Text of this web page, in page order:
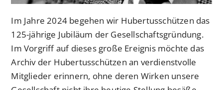
Im Jahre 2024 begehen wir Hubertusschützen das
125-jährige Jubiläum der Gesellschaftsgründung.
Im Vorgriff auf dieses große Ereignis möchte das
Archiv der Hubertusschützen an verdienstvolle
Mitglieder erinnern, ohne deren Wirken unsere